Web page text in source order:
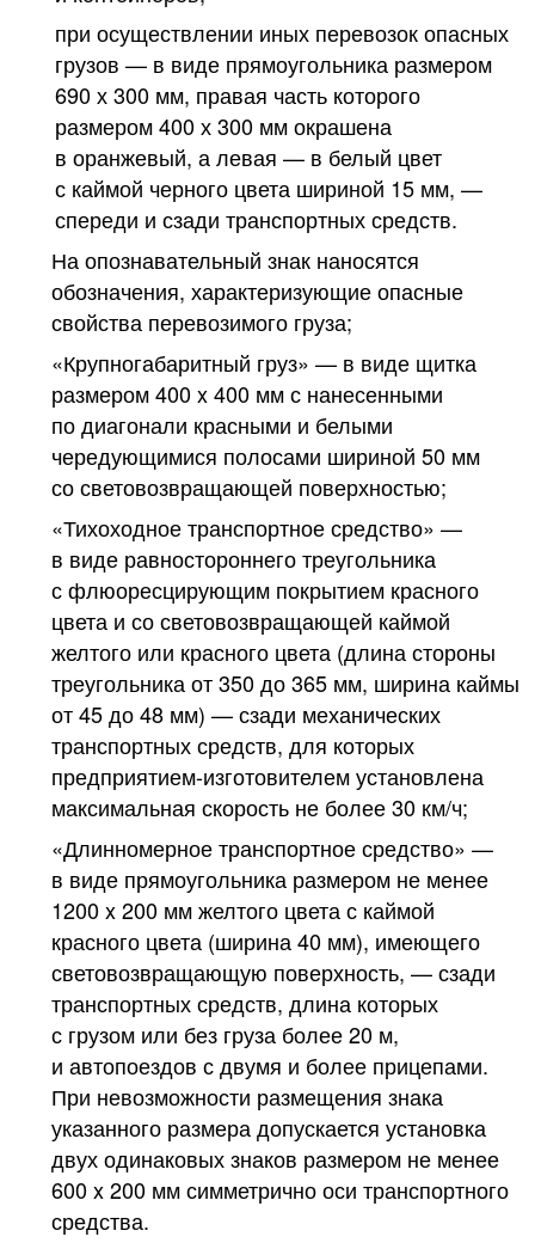
при осуществлении иных перевозок опасных
грузов — в виде прямоугольника размером
690 х 300 мм, правая часть которого
размером 400 х 300 мм окрашена
в оранжевый, а левая — в белый цвет
с каймой черного цвета шириной 15 мм, —
спереди и сзади транспортных средств.
На опознавательный знак наносятся
обозначения, характеризующие опасные
свойства перевозимого груза;
«Крупногабаритный груз» — в виде щитка
размером 400 x 400 мм с нанесенными
по диагонали красными и белыми
чередующимися полосами шириной 50 мм
со световозвращающей поверхностью;
«Тихоходное транспортное средство» —
в виде равностороннего треугольника
с флюоресцирующим покрытием красного
цвета и со световозвращающей каймой
желтого или красного цвета (длина стороны
треугольника от 350 до 365 мм, ширина каймы
от 45 до 48 мм) — сзади механических
транспортных средств, для которых
предприятием-изготовителем установлена
максимальная скорость не более 30 км/ч;
«Длинномерное транспортное средство» —
в виде прямоугольника размером не менее
1200 x 200 мм желтого цвета с каймой
красного цвета (ширина 40 мм), имеющего
световозвращающую поверхность, — сзади
транспортных средств, длина которых
с грузом или без груза более 20 м,
и автопоездов с двумя и более прицепами.
При невозможности размещения знака
указанного размера допускается установка
двух одинаковых знаков размером не менее
600 x 200 мм симметрично оси транспортного
средства.